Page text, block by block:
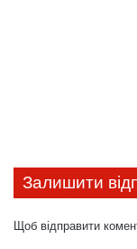
Залишити
Щоб відправити